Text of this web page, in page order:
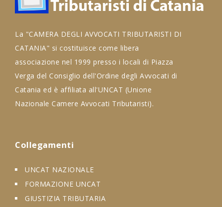
La "CAMERA DEGLI AVVOCATI TRIBUTARISTI DI
CATANIA" si costituisce come libera
associazione nel 1999 presso i locali di Piazza
Verga del Consiglio dell'Ordine degli Avvocati di
Catania ed è affiliata all'UNCAT (Unione
Nazionale Camere Avvocati Tributaristi).
Collegamenti
UNCAT NAZIONALE
FORMAZIONE UNCAT
GIUSTIZIA TRIBUTARIA